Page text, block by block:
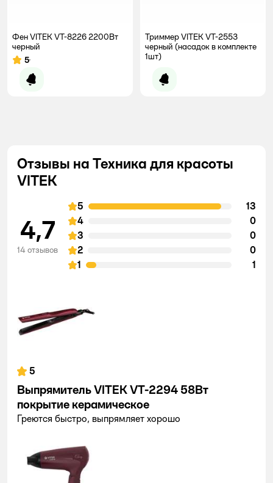
Фен VITEK VT-8226 2200Вт
черный
Рейтинг:
5
Уведомить о появлении
Триммер VITEK VT-2553
черный (насадок в комплекте
1шт)
Уведомить о появлении
Отзывы на Техника для красоты
VITEK
4,7
14 отзывов
5
13
4
0
3
0
2
0
1
1
5
Выпрямитель VITEK VT-2294 58Вт
покрытие керамическое
Греются быстро, выпрямляет хорошо